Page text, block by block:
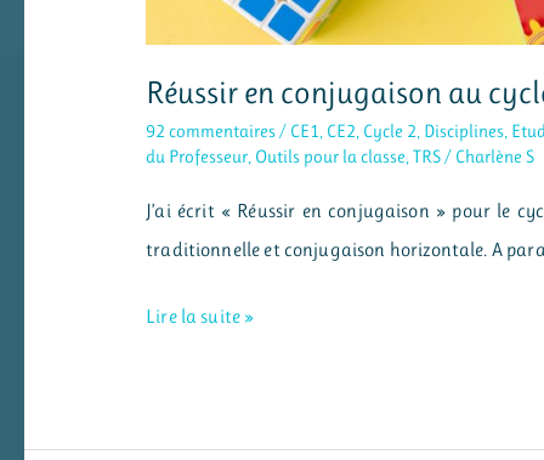
Réussir en conjugaison au
92 commentaires/ CE1, CE2, Cycle 2, Disciplines,
du Professeur, Outils pour la classe,TRS/ Charlène S
J’ai écrit « Réussir en conjugaison » pour le
traditionnelle et conjugaison horizontale. A
Réussir
Lire la suite »